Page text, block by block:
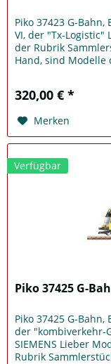
Piko 37423 G-
VI, der "Tx-
der Rubrik
Hand, sind Modelle
320,00 € *
Merken
Verfügbar
Piko 37425 G-
Piko 37425 G-Bahn,
der "kombiverkehr-
SIEMENS Lieber
Rubrik